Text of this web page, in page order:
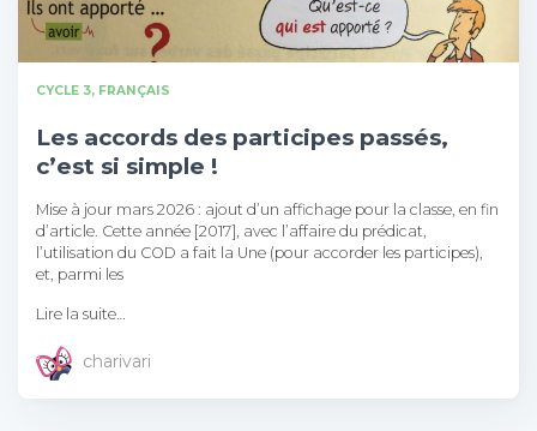
CYCLE 3 FRANÇAIS
Les accords des participes passés,
c’est si simple !
Mise à jour mars 2026 : ajout d’un affichage pour la classe, en fin
d’article. Cette année [2017], avec l’affaire du prédicat,
l’utilisation du COD a fait la Une (pour accorder les participes),
et, parmi les
Lire la suite…
charivari